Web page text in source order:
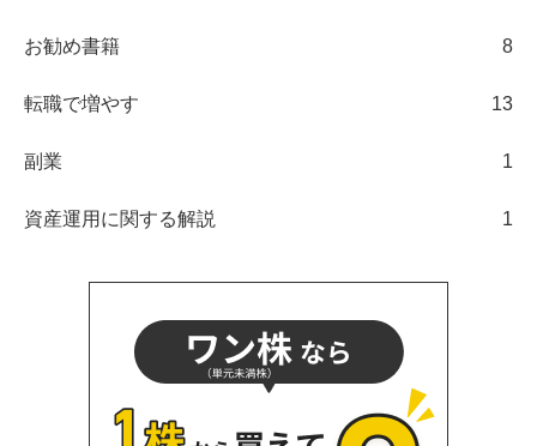
お勧め書籍 8
転職で増やす 13
副業 1
資産運用に関する解説 1